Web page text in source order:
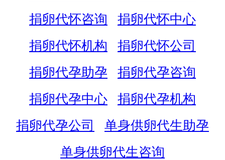
捐卵代怀咨询
捐卵代怀中心
捐卵代怀机构
捐卵代怀公司
捐卵代孕助孕
捐卵代孕咨询
捐卵代孕中心
捐卵代孕机构
捐卵代孕公司
单身供卵代生助孕
单身供卵代生咨询